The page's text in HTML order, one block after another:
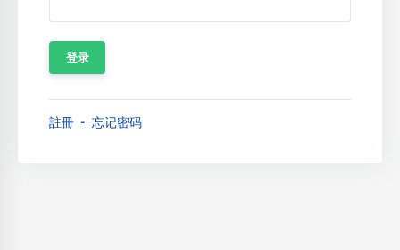
註冊 忘记密码